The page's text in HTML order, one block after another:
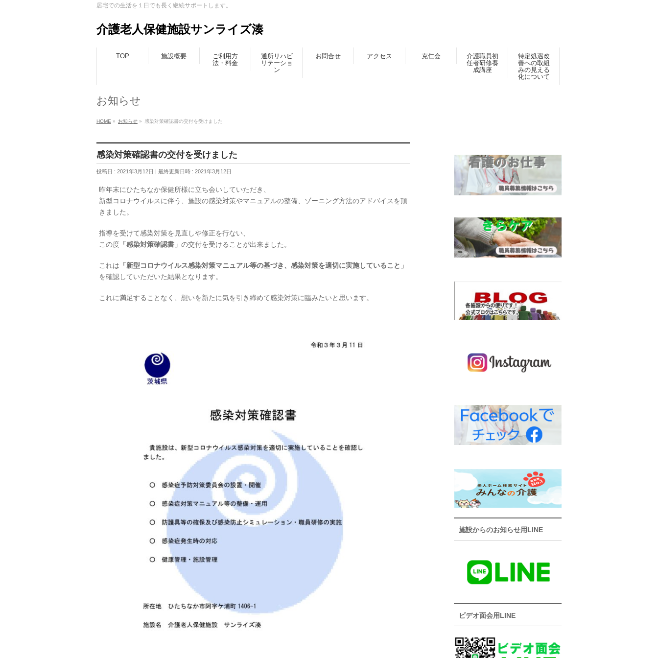
居宅での生活を１日でも長く継続サポートします。
介護老人保健施設サンライズ湊
TOP 施設概要
ご利用方
法・料金
通所リハビ
リテーショ
ン
お問合せ アクセス 克仁会
介護職員初
任者研修養
成講座
特定処遇改
善への取組
みの見える
化について
お知らせ
HOME » お知らせ » 感染対策確認書の交付を受けました
感染対策確認書の交付を受けました
投稿日 : 2021年3月12日 最終更新日時 : 2021年3月12日
昨年末にひたちなか保健所様に立ち会いしていただき、
新型コロナウイルスに伴う、施設の感染対策やマニュアルの整備、ゾーニング方法のアドバイスを頂
きました。
指導を受けて感染対策を見直しや修正を行ない、
この度 「感染対策確認書」 の交付を受けることが出来ました。
これは 「新型コロナウイルス感染対策マニュアル等の基づき、感染対策を適切に実施していること」
を確認していただいた結果となります。
これに満足することなく、想いを新たに気を引き締めて感染対策に臨みたいと思います。
施設からのお知らせ用LINE
ビデオ面会用LINE